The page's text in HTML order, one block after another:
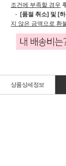
조건에 부족할 경우
- [품절 취소] 및 [
지 않은 금액으로 환
상품상세정보